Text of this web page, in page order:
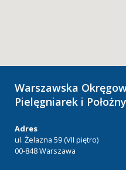
Warszawska
Pielęgniarek i
Adres
ul. Żelazna 59 (VII piętro)
00-848 Warszawa